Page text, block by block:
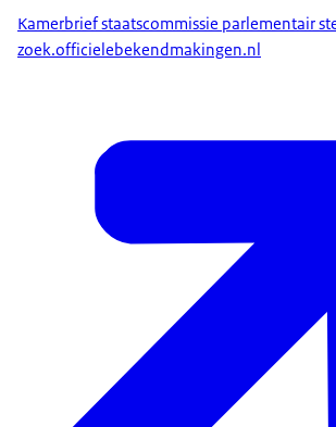
Kamerbrief staatscommissie parlementair
zoek.officielebekendmakingen.nl